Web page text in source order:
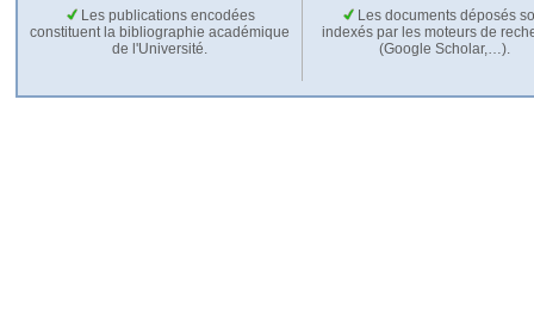
Les publications encodées
constituent la bibliographie académique
de l'Université.
Les documents déposés
indexés par les moteurs de
(Google Scholar,…).